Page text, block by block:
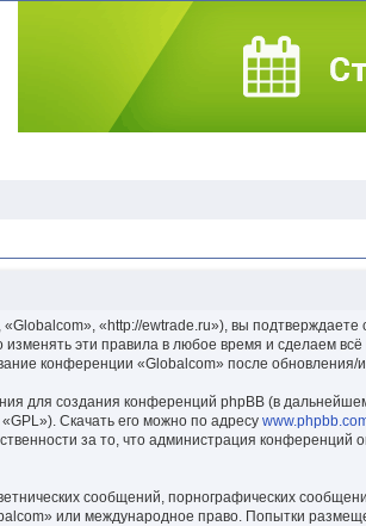
«http://ewtrade.ru»), вы
эти правила в любое время и сделаем
конференции «Globalcom» после
для создания конференций phpBB (в
Скачать его можно по адресу
за то, что администрация
сообщений, порнографических
или международное право. Попытки